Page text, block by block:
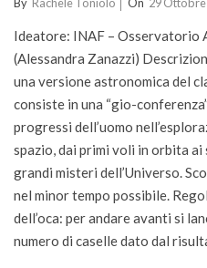
29
Ideatore: INAF – Osservatorio
(Alessandra Zanazzi)
una versione astronomica del
consiste in una “gio-
progressi dell’uomo
spazio, dai primi voli in orbita
grandi misteri dell’Universo.
nel minor tempo possibile.
dell’oca: per andare avanti si
numero di caselle dato dal